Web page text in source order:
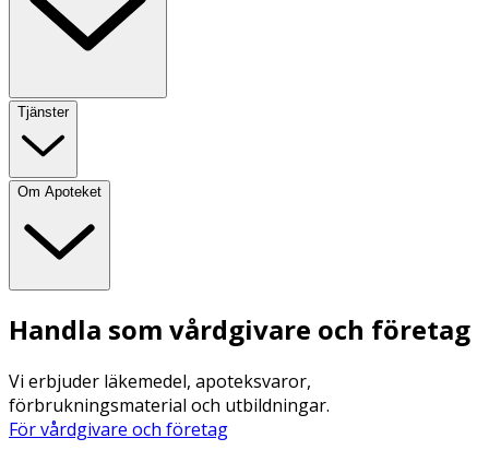
Tjänster
Om Apoteket
Handla som vårdgivare och företag
Vi erbjuder läkemedel, apoteksvaror,
förbrukningsmaterial och utbildningar.
För vårdgivare och företag